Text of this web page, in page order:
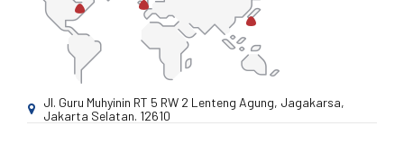
Jl. Guru Muhyinin RT 5 RW 2 Lenteng Agung, Jagakarsa,
Jakarta Selatan. 12610